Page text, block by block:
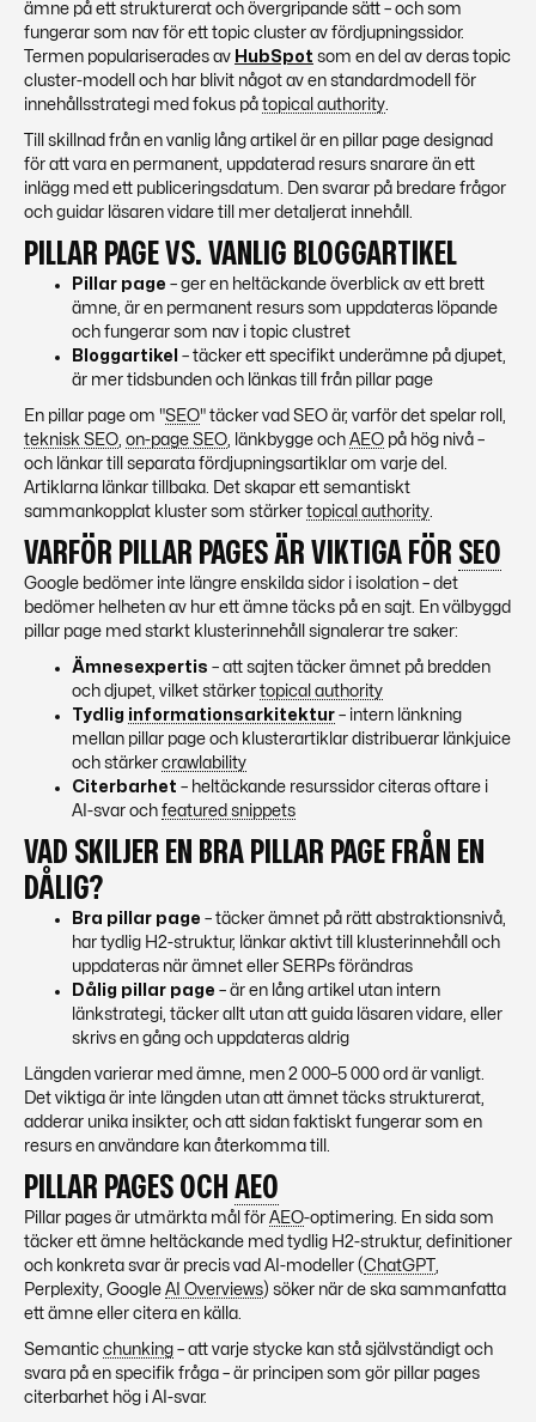
ämne på ett strukturerat och övergripande sätt – och som
fungerar som nav för ett topic cluster av fördjupningssidor.
Termen populariserades av HubSpot som en del av deras topic
cluster-modell och har blivit något av en standardmodell för
innehållsstrategi med fokus på topical authority
Till skillnad från en vanlig lång artikel är en pillar page designad
för att vara en permanent, uppdaterad resurs snarare än ett
inlägg med ett publiceringsdatum. Den svarar på bredare frågor
och guidar läsaren vidare till mer detaljerat innehåll.
PILLAR PAGE VS. VANLIG BLOGGARTIKEL
Pillar page – ger en heltäckande överblick av ett brett
ämne, är en permanent resurs som uppdateras löpande
och fungerar som nav i topic clustret
Bloggartikel
– täcker ett specifikt underämne på djupet,
är mer tidsbunden och länkas till från pillar page
En pillar page om "SEO" täcker vad SEO är, varför det spelar roll,
teknisk SEO on-page SEO , länkbygge och AEO på hög nivå –
och länkar till separata fördjupningsartiklar om varje del.
Artiklarna länkar tillbaka. Det skapar ett semantiskt
sammankopplat kluster som stärker topical authority
VARFÖR PILLAR PAGES ÄR VIKTIGA FÖR SEO
Google bedömer inte längre enskilda sidor i isolation – det
bedömer helheten av hur ett ämne täcks på en sajt. En välbyggd
pillar page med starkt klusterinnehåll signalerar tre saker:
Ämnesexpertis – att sajten täcker ämnet på bredden
och djupet, vilket stärker topical authority
Tydlig informationsarkitektur – intern länkning
mellan pillar page och klusterartiklar distribuerar länkjuice
och stärker crawlability
Citerbarhet – heltäckande resurssidor citeras oftare i
AI-svar och featured snippets
VAD SKILJER EN BRA PILLAR PAGE FRÅN EN
DÅLIG?
Bra pillar page – täcker ämnet på rätt abstraktionsnivå,
har tydlig H2-struktur, länkar aktivt till klusterinnehåll och
uppdateras när ämnet eller SERPs förändras
Dålig pillar page – är en lång artikel utan intern
länkstrategi, täcker allt utan att guida läsaren vidare, eller
skrivs en gång och uppdateras aldrig
Längden varierar med ämne, men 2 000–5 000 ord är vanligt.
Det viktiga är inte längden utan att ämnet täcks strukturerat,
adderar unika insikter, och att sidan faktiskt fungerar som en
resurs en användare kan återkomma till.
PILLAR PAGES OCH AEO
Pillar pages är utmärkta mål för AEO-optimering. En sida som
täcker ett ämne heltäckande med tydlig H2-struktur, definitioner
och konkreta svar är precis vad AI-modeller (ChatGPT
Perplexity, Google AI Overviews) söker när de ska sammanfatta
ett ämne eller citera en källa.
Semantic chunking – att varje stycke kan stå självständigt och
svara på en specifik fråga – är principen som gör pillar pages
citerbarhet hög i AI-svar.